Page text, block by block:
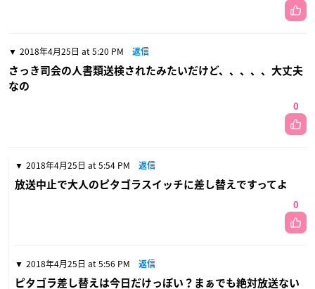
2018年4月25日 at 5:20 PM 返信
さっき司会の人書類送検されたみたいだけど、、、、、大丈夫
なの
0
2018年4月25日 at 5:54 PM 返信
放送中止で大人のピタゴラスイッチに差し替えですってよ
0
2018年4月25日 at 5:56 PM 返信
ピタゴラ差し替えは今日だけっぽい？まぁでも絶対放送ない